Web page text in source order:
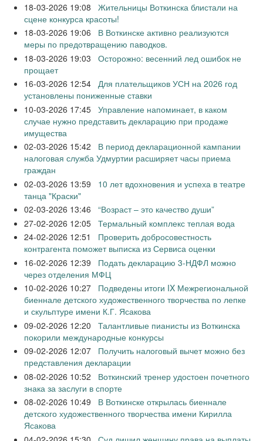
18-03-2026 19:08
Жительницы Воткинска блистали на
сцене конкурса красоты!
18-03-2026 19:06
В Воткинске активно реализуются
меры по предотвращению паводков.
18-03-2026 19:03
Осторожно: весенний лед ошибок не
прощает
16-03-2026 12:54 Для плательщиков УСН на 2026 год
установлены пониженные ставки
10-03-2026 17:45 Управление напоминает, в каком
случае нужно представить декларацию при продаже
имущества
02-03-2026 15:42
В период декларационной кампании
налоговая служба Удмуртии расширяет часы приема
граждан
02-03-2026 13:59
10 лет вдохновения и успеха в театре
танца "Краски"
02-03-2026 13:46
“Возраст – это качество души”
27-02-2026 12:05 Термальный комплекс теплая вода
24-02-2026 12:51
Проверить добросовестность
контрагента поможет выписка из Сервиса оценки
16-02-2026 12:39
Подать декларацию 3-НДФЛ можно
через отделения МФЦ
10-02-2026 10:27
Подведены итоги IX Межрегиональной
биеннале детского художественного творчества по лепке
и скульптуре имени К.Г. Ясакова
09-02-2026 12:20
Талантливые пианисты из Воткинска
покорили международные конкурсы
09-02-2026 12:07
Получить налоговый вычет можно без
представления декларации
08-02-2026 10:52
Воткинский тренер удостоен почетного
знака за заслуги в спорте
08-02-2026 10:49
В Воткинске открылась биеннале
детского художественного творчества имени Кирилла
Ясакова